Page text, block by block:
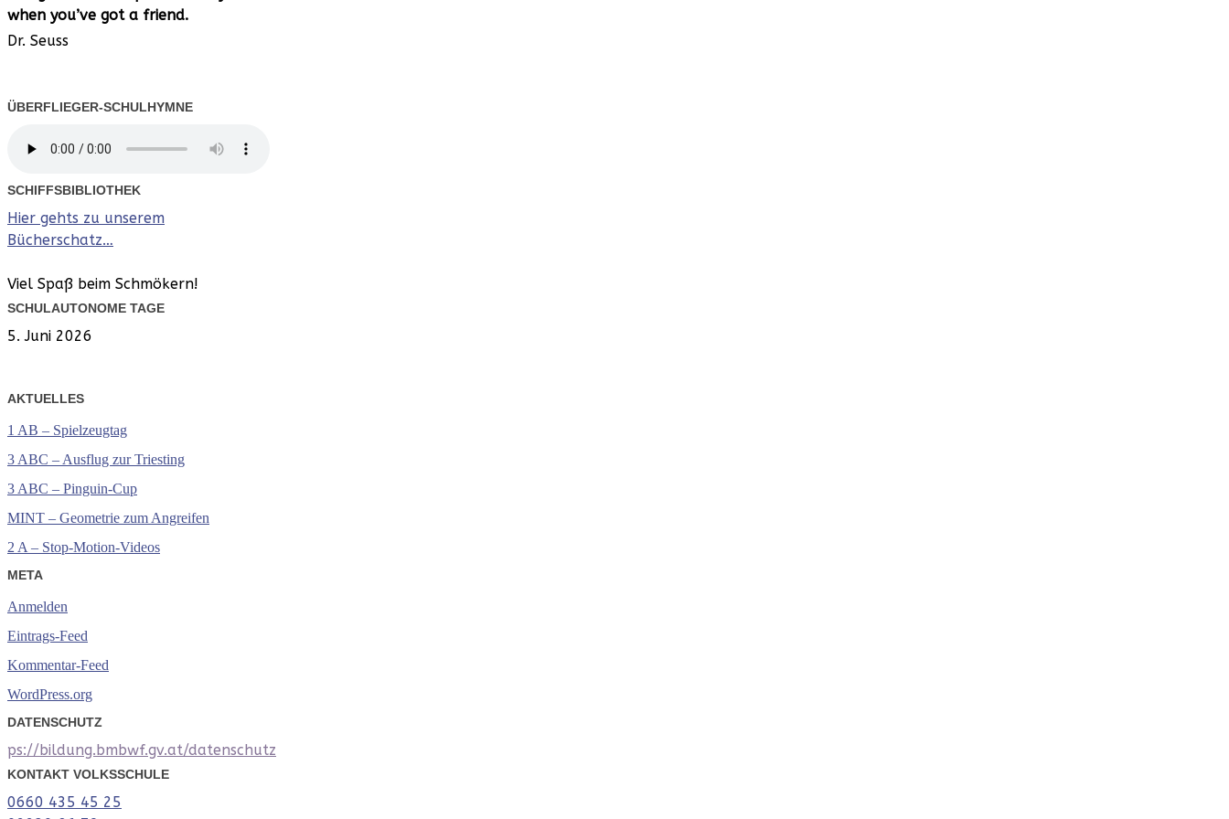
when you’ve got a friend.
Dr. Seuss
ÜBERFLIEGER-SCHULHYMNE
SCHIFFSBIBLIOTHEK
Hier gehts zu unserem
Bücherschatz…
Viel Spaß beim Schmökern!
SCHULAUTONOME TAGE
5. Juni 2026
AKTUELLES
1 AB – Spielzeugtag
3 ABC – Ausflug zur Triesting
3 ABC – Pinguin-Cup
MINT – Geometrie zum Angreifen
2 A – Stop-Motion-Videos
META
Anmelden
Eintrags-Feed
Kommentar-Feed
WordPress.org
DATENSCHUTZ
ps://bildung.bmbwf.gv.at/datenschutz
KONTAKT VOLKSSCHULE
0660 435 45 25